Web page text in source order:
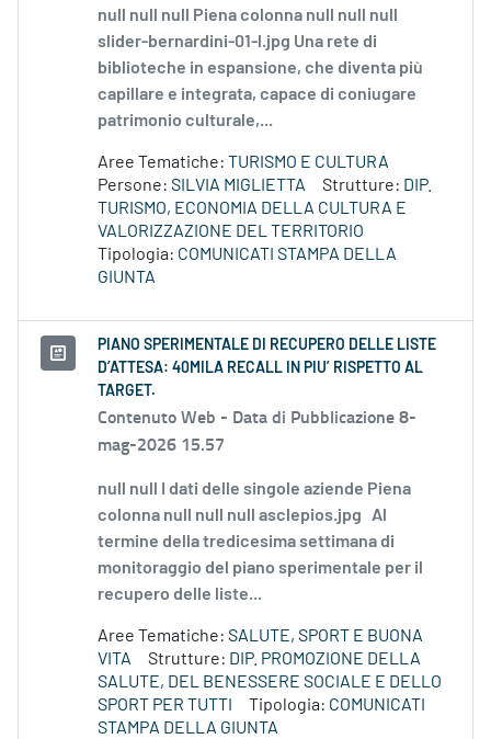
null null null Piena colonna null null null
slider-bernardini-01-l.jpg Una rete di
biblioteche in espansione, che diventa più
capillare e integrata, capace di coniugare
patrimonio culturale,...
Aree Tematiche: TURISMO E CULTURA
Persone: SILVIA MIGLIETTA Strutture: DIP.
TURISMO, ECONOMIA DELLA CULTURA E
VALORIZZAZIONE DEL TERRITORIO
Tipologia: COMUNICATI STAMPA DELLA
GIUNTA
PIANO SPERIMENTALE DI RECUPERO DELLE LISTE
D’ATTESA: 40MILA RECALL IN PIU’ RISPETTO AL
TARGET.
Contenuto Web - Data di Pubblicazione 8-
mag-2026 15.57
null null I dati delle singole aziende Piena
colonna null null null asclepios.jpg Al
termine della tredicesima settimana di
monitoraggio del piano sperimentale per il
recupero delle liste...
Aree Tematiche: SALUTE, SPORT E BUONA
VITA
Strutture: DIP. PROMOZIONE DELLA
SALUTE, DEL BENESSERE SOCIALE E DELLO
SPORT PER TUTTI
Tipologia: COMUNICATI
STAMPA DELLA GIUNTA